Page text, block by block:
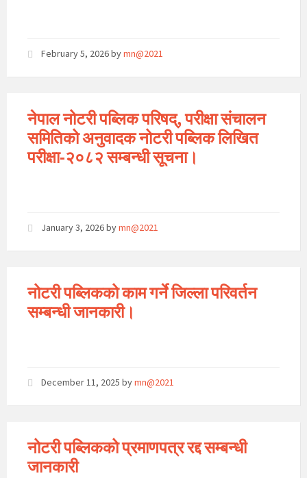
February 5, 2026bymn@2021
नेपाल नोटरी पब्लिक परिषद्, परीक्षा संचालन
समितिको अनुवादक नोटरी पब्लिक लिखित
परीक्षा-२०८२ सम्बन्धी सूचना।
January 3, 2026bymn@2021
नोटरी पब्लिकको काम गर्ने जिल्ला परिवर्तन
सम्बन्धी जानकारी।
December 11, 2025 bymn@2021
नोटरी पब्लिकको प्रमाणपत्र रद्द सम्बन्धी
जानकारी